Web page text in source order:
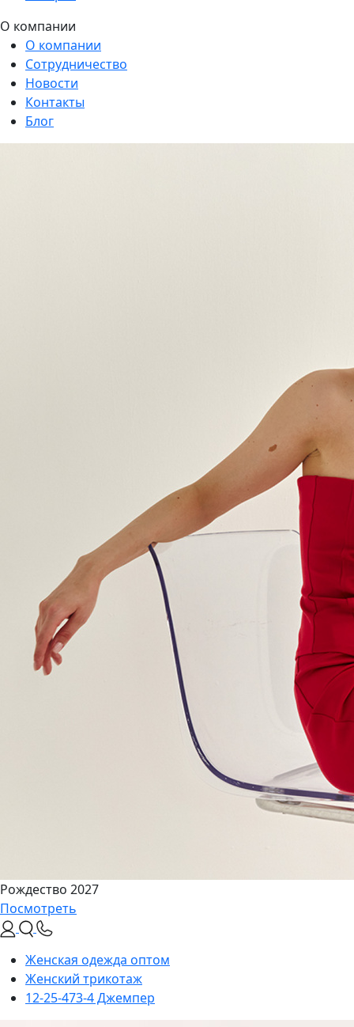
О компании
О компании
Сотрудничество
Новости
Контакты
Блог
Рождество 2027
Посмотреть
Женская одежда оптом
Женский трикотаж
12-25-473-4 Джемпер